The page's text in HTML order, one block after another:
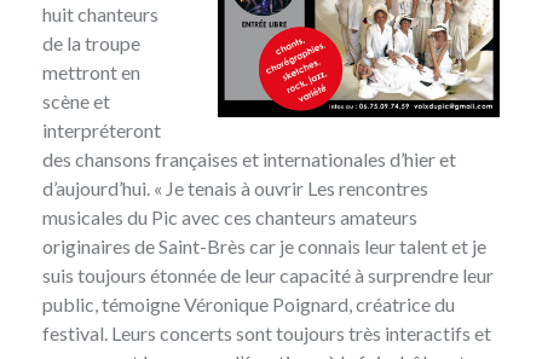
huit chanteurs
de la troupe
mettront en
scène et
interpréteront
des chansons françaises et internationales d’hier et
d’aujourd’hui. « Je tenais à ouvrir Les rencontres
musicales du Pic avec ces chanteurs amateurs
originaires de Saint-Brès car je connais leur talent et je
suis toujours étonnée de leur capacité à surprendre leur
public, témoigne Véronique Poignard, créatrice du
festival. Leurs concerts sont toujours très interactifs et